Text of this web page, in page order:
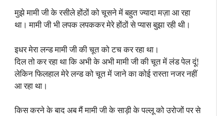
मुझे मामी जी के रसीले होंठों को चूसने में बहुत ज्यादा मज़ा आ रहा
था। मामी जी भी लपक लपककर मेरे होंठों से प्यास बुझा रही थी।
इधर मेरा लन्ड मामी जी की चूत को टच कर रहा था।
दिल तो कर रहा था कि अभी के अभी मामी जी की चूत में लंड पेल दूं!
लेकिन फिलहाल मेरे लन्ड को चूत में जाने का कोई रास्ता नजर नहीं
आ रहा था।
किस करने के बाद अब मैं मामी जी के साड़ी के पल्लू को उरोजों पर से